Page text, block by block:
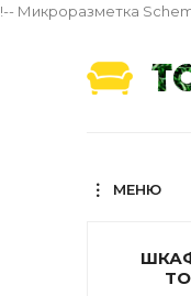
!-- Микроразметка
МЕНЮ